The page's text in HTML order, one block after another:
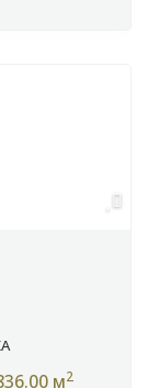
м2